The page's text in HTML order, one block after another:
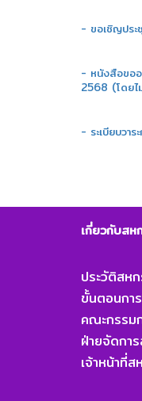
- ขอเชิญประ
- หนังสือขออ
2568 (โดยไ
- ระเบียบวา
เกี่ยวกับส
ประวัติสห
ขั้นตอนกา
คณะกรรม
ฝ่ายจัดกา
เจ้าหน้าที่